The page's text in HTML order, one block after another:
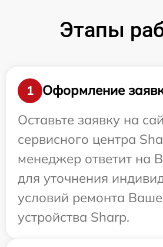
Этапы
1
Оформление
Оставьте заявку на
сервисного центра
менеджер ответит на
для уточнения
условий ремонта
устройства Sharp.